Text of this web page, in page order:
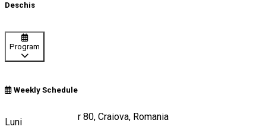
Deschis
Program
Weekly Schedule
Luni
Calea București, nr 80, Craiova, Romania